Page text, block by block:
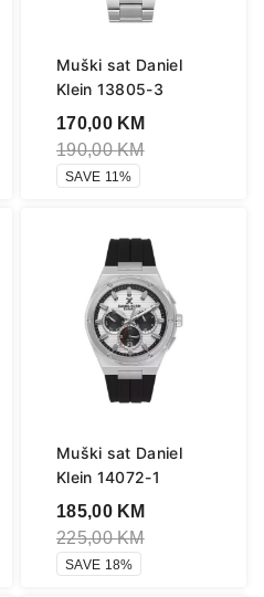
Muški sat Daniel
Klein 13805-3
170,00 KM
190,00KM
SAVE 11%
Muški sat Daniel
Klein 14072-1
185,00 KM
225,00KM
SAVE 18%